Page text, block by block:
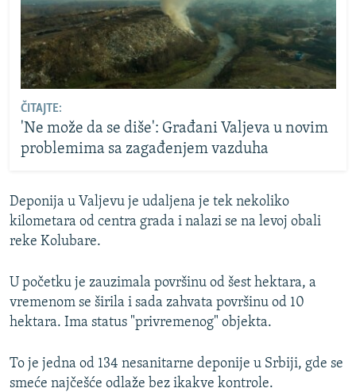
ČITAJTE:
'Ne može da se diše': Građani Valjeva u novim
problemima sa zagađenjem vazduha
Deponija u Valjevu je udaljena je tek nekoliko
kilometara od centra grada i nalazi se na levoj obali
reke Kolubare.
U početku je zauzimala površinu od šest hektara, a
vremenom se širila i sada zahvata površinu od 10
hektara. Ima status "privremenog" objekta.
To je jedna od 134 nesanitarne deponije u Srbiji, gde se
smeće najčešće odlaže bez ikakve kontrole.